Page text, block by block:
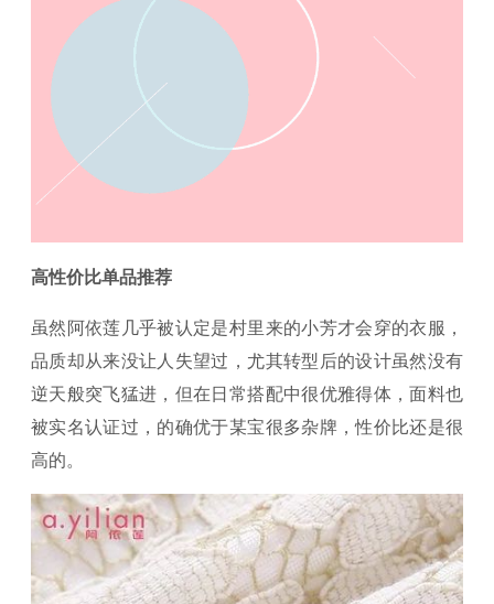
高性价比单品推荐
虽然阿依莲几乎被认定是村里来的小芳才会穿的衣服，
品质却从来没让人失望过，尤其转型后的设计虽然没有
逆天般突飞猛进，但在日常搭配中很优雅得体，面料也
被实名认证过，的确优于某宝很多杂牌，性价比还是很
高的。